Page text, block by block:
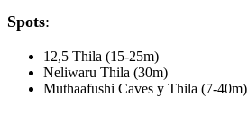
Spots:
12,5 Thila (15-25m)
Neliwaru Thila (30m)
Muthaafushi Caves y Thila (7-40m)